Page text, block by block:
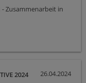
- Zusammenarbeit in
26.04.2024
2024